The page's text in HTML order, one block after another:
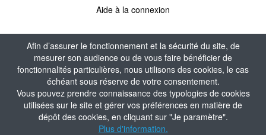
Afin d’assurer le fonctionnement et la sécurité du site, de
mesurer son audience ou de vous faire bénéficier de
fonctionnalités particulières, nous utilisons des cookies, le cas
échéant sous réserve de votre consentement.
Vous pouvez prendre connaissance des typologies de cookies
utilisées sur le site et gérer vos préférences en matière de
dépôt des cookies, en cliquant sur "Je paramètre".
Plus d'information.
Aide à la connexion